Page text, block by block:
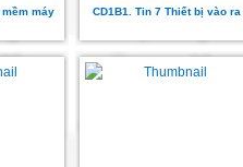
mềm máy
CD1B1. Tin 7 Thiết bị vào ra